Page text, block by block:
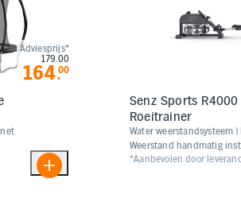
Adviesprijs*
179.00
164.00
Senz Sports R4000
Roeitrainer
Water weerstandsysteem
Weerstand handmatig
*Aanbevolen door